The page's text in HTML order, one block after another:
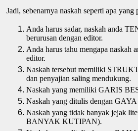
Jadi, sebenarnya naskah seperti apa
Anda harus sadar, naskah anda
berurusan dengan editor.
Anda harus tahu mengapa naskah
editor.
Naskah tersebut memiliki
dan penyajian saling mendukung.
Naskah yang memiliki GARIS
Naskah yang ditulis dengan
Naskah yang tidak banyak jejak
BANYAK KUTIPAN).